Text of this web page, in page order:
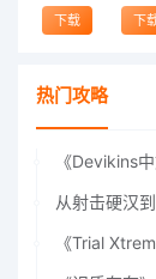
下载 下
热门攻略
《Devikins